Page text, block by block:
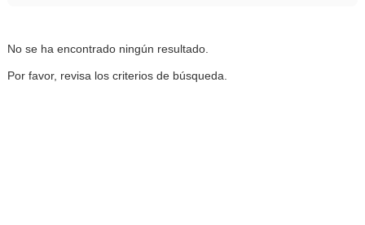
No se ha encontrado ningún resultado.
Por favor, revisa los criterios de búsqueda.